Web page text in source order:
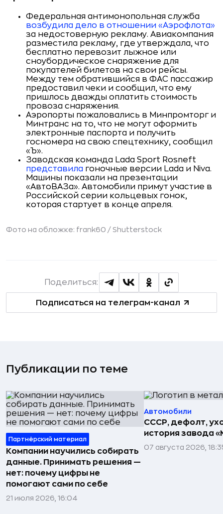
Федеральная антимонопольная служба
возбудила дело в отношении «Аэрофлота»
за недостоверную рекламу. Авиакомпания
разместила рекламу, где утверждала, что
бесплатно перевозит лыжное или
сноубордическое снаряжение для
покупателей билетов на свои рейсы.
Между тем обратившийся в ФАС пассажир
предоставил чеки и сообщил, что ему
пришлось дважды оплатить стоимость
провоза снаряжения.
Аэропорты пожаловались в Минпромторг и
Минтранс на то, что не могут оформить
электронные паспорта и получить
госномера на свою спецтехнику, сообщил
«Ъ».
Заводская команда Lada Sport Rosneft
представила гоночные версии Lada и Niva.
Машины показали на презентации
«АвтоВАЗа». Автомобили примут участие в
Российской серии кольцевых гонок,
которая стартует в конце апреля.
Фото на обложке: frank60 / Shutterstock
Подписаться на телеграм-канал
Поделиться:
Публикации по теме
Партнёрский материал
Компании научились собирать
данные. Принимать решения —
нет: почему цифры не
помогают сами по себе
21 июля 2026, 16:04
Автомобили
СССР, дефолт,
история завода
07 августа 2026,